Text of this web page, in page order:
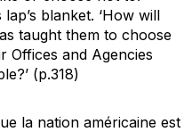
blanket. ‘How will
taught them to choose
Offices and Agencies
(p.318)
la nation américaine est